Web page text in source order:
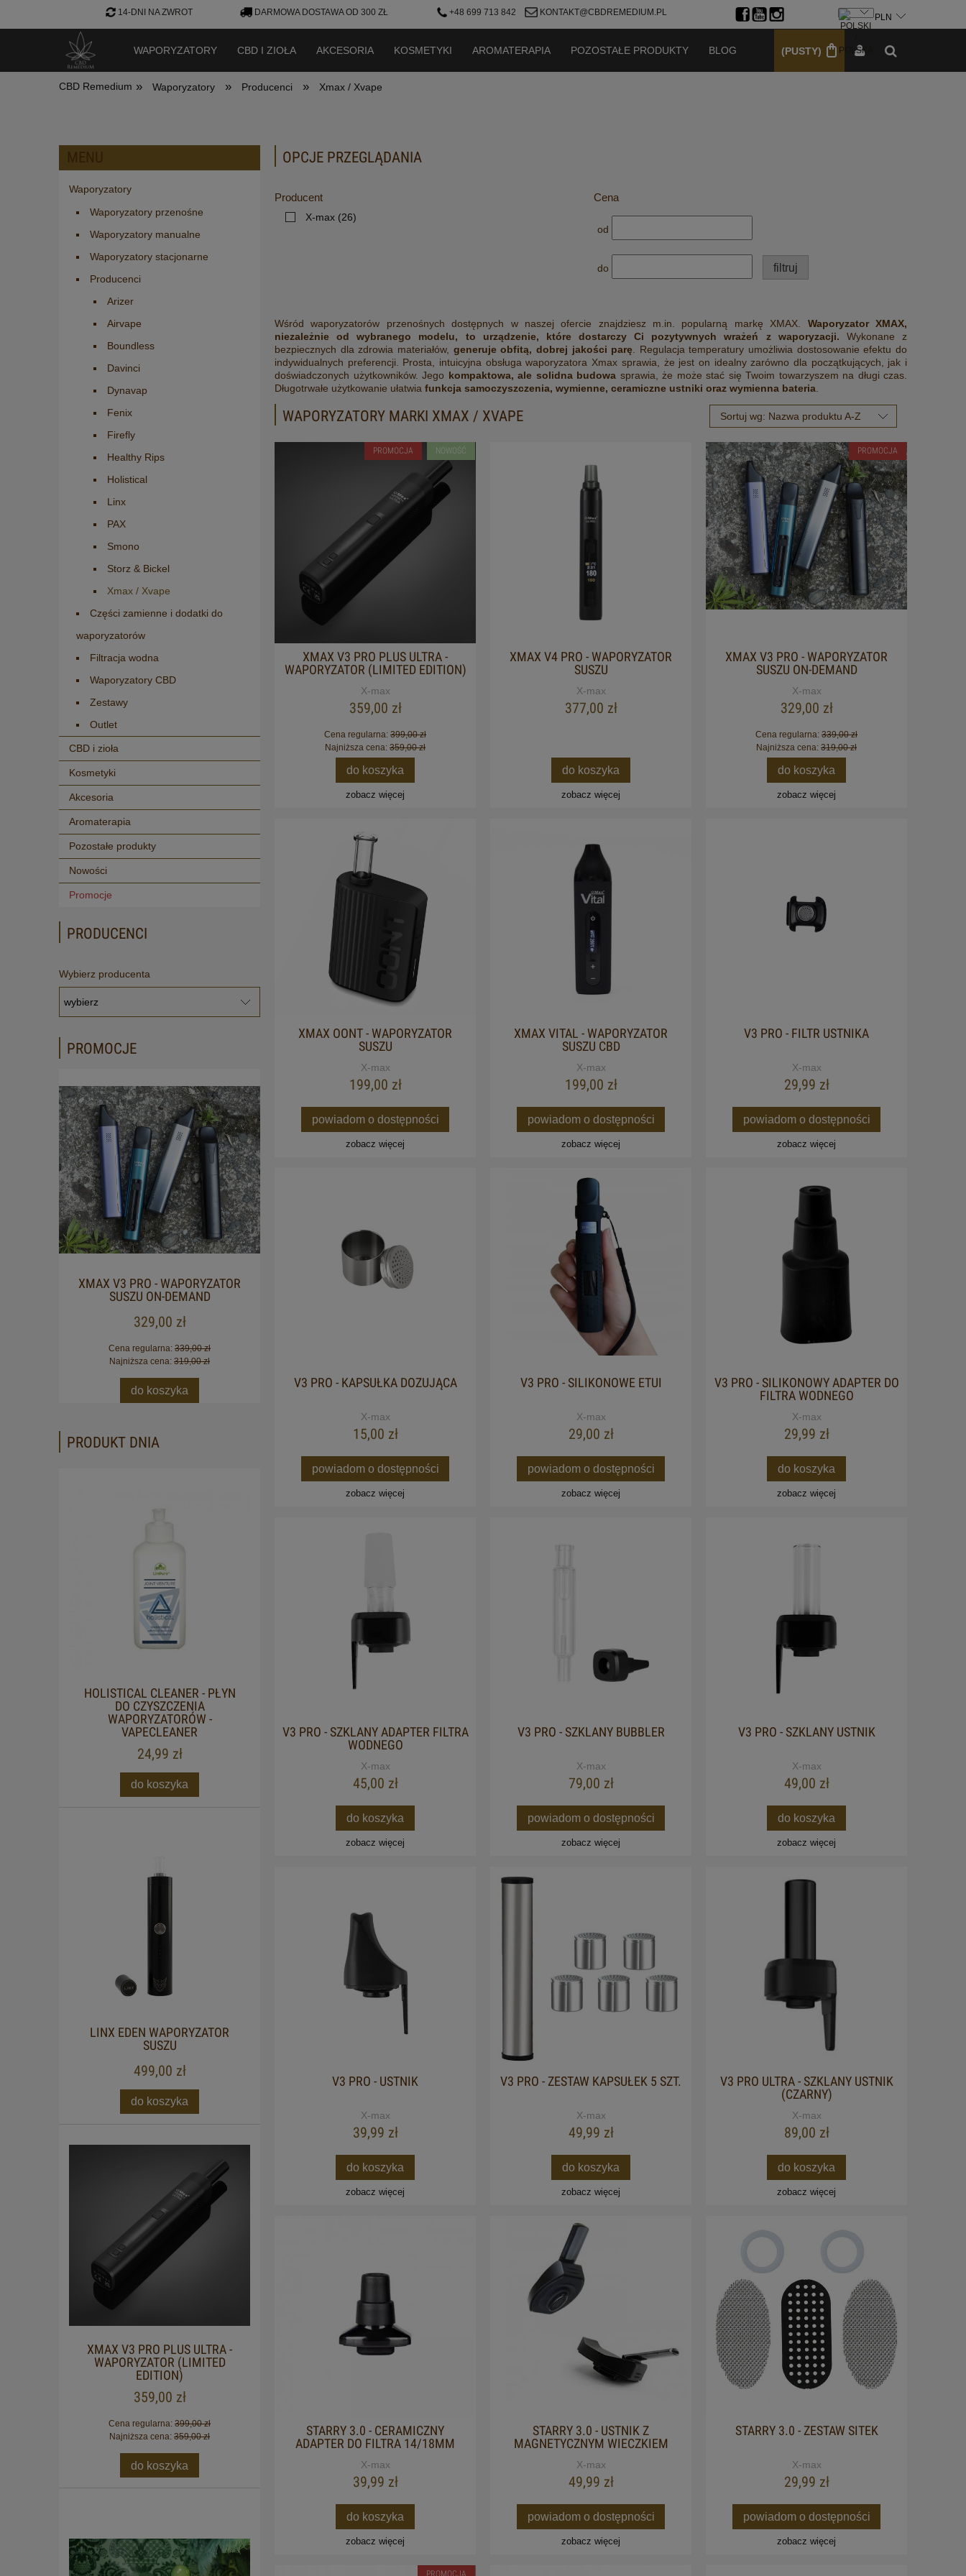
14-DNI NA ZWROT DARMOWA DOSTAWA OD 300 ZŁ +48 699 713 842 KONTAKT@CBDREMEDIUM.PL ZAREJESTRUJ SIĘ ZALOGUJ SIĘ
(PUSTY)
WAPORYZATORY CBD I ZIOŁA AKCESORIA KOSMETYKI AROMATERAPIA POZOSTAŁE PRODUKTY BLOG
CBD Remedium » Waporyzatory » Producenci » Xmax / Xvape
Waporyzatory
Waporyzatory przenośne
Waporyzatory manualne
Waporyzatory stacjonarne
Producenci
Arizer
Airvape
Boundless
Davinci
Dynavap
Fenix
Firefly
Healthy Rips
Holistical
Linx
PAX
Smono
Storz & Bickel
Xmax / Xvape
Części zamienne i dodatki do
waporyzatorów
Filtracja wodna
Waporyzatory CBD
Zestawy
Outlet
CBD i zioła
Kosmetyki
Akcesoria
Aromaterapia
Pozostałe produkty
Nowości
Promocje
PRODUCENCI
Wybierz producenta
PROMOCJE
XMAX V3 PRO - WAPORYZATOR
SUSZU ON-DEMAND
329,00 zł
Cena regularna: 339,00 zł
Najniższa cena: 319,00 zł
do koszyka
OLEJ CBD CIBDOL 2.0 5% 10ML
do koszyka
XMAX V3 PRO PLUS ULTRA -
WAPORYZATOR (LIMITED EDITION)
359,00 zł
Cena regularna:
399,00 zł
do koszyka do koszyka
PRODUKT DNIA
HOLISTICAL CLEANER - PŁYN
DO CZYSZCZENIA
WAPORYZATORÓW -
VAPECLEANER
24,99 zł
do koszyka
LINX EDEN WAPORYZATOR
SUSZU
499,00 zł
do koszyka
XMAX V3 PRO PLUS ULTRA -
WAPORYZATOR (LIMITED
EDITION)
359,00 zł
Cena regularna: 399,00 zł
Najniższa cena: 359,00 zł
do koszyka
OPCJE PRZEGLĄDANIA
Producent
X-max (26)
Cena
od
do filtruj
Wśród waporyzatorów przenośnych dostępnych w naszej ofercie znajdziesz m.in. popularną markę XMAX. Waporyzator XMAX,
niezależnie od wybranego modelu, to urządzenie, które dostarczy Ci pozytywnych wrażeń z waporyzacji. Wykonane z
bezpiecznych dla zdrowia materiałów, generuje obfitą, dobrej jakości parę . Regulacja temperatury umożliwia dostosowanie efektu do
indywidualnych preferencji. Prosta, intuicyjna obsługa waporyzatora Xmax sprawia, że jest on idealny zarówno dla początkujących, jak i
doświadczonych użytkowników. Jego kompaktowa, ale solidna budowa sprawia, że może stać się Twoim towarzyszem na długi czas.
Długotrwałe użytkowanie ułatwia funkcja samoczyszczenia, wymienne, ceramiczne ustniki oraz wymienna bateria
WAPORYZATORY MARKI XMAX / XVAPE Sortuj wg: Nazwa produktu A-Z
XMAX V3 PRO PLUS ULTRA -
WAPORYZATOR (LIMITED EDITION)
X-max
359,00 zł
Cena regularna: 399,00 zł
Najniższa cena: 359,00 zł
do koszyka
zobacz więcej
PROMOCJA NOWOŚĆ
XMAX V4 PRO - WAPORYZATOR
SUSZU
X-max
377,00 zł
do koszyka
zobacz więcej
XMAX V3 PRO - WAPORYZATOR
SUSZU ON-DEMAND
X-max
329,00 zł
Cena regularna: 339,00 zł
Najniższa cena: 319,00 zł
do koszyka
zobacz więcej
PROMOCJA
XMAX OONT - WAPORYZATOR
SUSZU
X-max
199,00 zł
powiadom o dostępności
zobacz więcej
XMAX VITAL - WAPORYZATOR
SUSZU CBD
X-max
199,00 zł
powiadom o dostępności
zobacz więcej
V3 PRO - FILTR USTNIKA
X-max
29,99 zł
powiadom o dostępności
zobacz więcej
V3 PRO - KAPSUŁKA DOZUJĄCA
X-max
15,00 zł
powiadom o dostępności
zobacz więcej
V3 PRO - SILIKONOWE ETUI
X-max
29,00 zł
powiadom o dostępności
zobacz więcej
V3 PRO - SILIKONOWY ADAPTER DO
FILTRA WODNEGO
X-max
29,99 zł
do koszyka
zobacz więcej
V3 PRO - SZKLANY ADAPTER FILTRA
WODNEGO
X-max
45,00 zł
do koszyka
zobacz więcej
V3 PRO - SZKLANY BUBBLER
X-max
79,00 zł
powiadom o dostępności
zobacz więcej
V3 PRO - SZKLANY USTNIK
X-max
49,00 zł
do koszyka
zobacz więcej
V3 PRO - USTNIK
X-max
39,99 zł
do koszyka
zobacz więcej
V3 PRO - ZESTAW KAPSUŁEK 5 SZT.
X-max
49,99 zł
do koszyka
zobacz więcej
V3 PRO ULTRA - SZKLANY USTNIK
(CZARNY)
X-max
89,00 zł
do koszyka
zobacz więcej
STARRY 3.0 - CERAMICZNY
ADAPTER DO FILTRA 14/18MM
X-max
39,99 zł
do koszyka
zobacz więcej
STARRY 3.0 - USTNIK Z
MAGNETYCZNYM WIECZKIEM
X-max
49,99 zł
powiadom o dostępności
zobacz więcej
STARRY 3.0 - ZESTAW SITEK
X-max
29,99 zł
powiadom o dostępności
zobacz więcej
PROMOCJA